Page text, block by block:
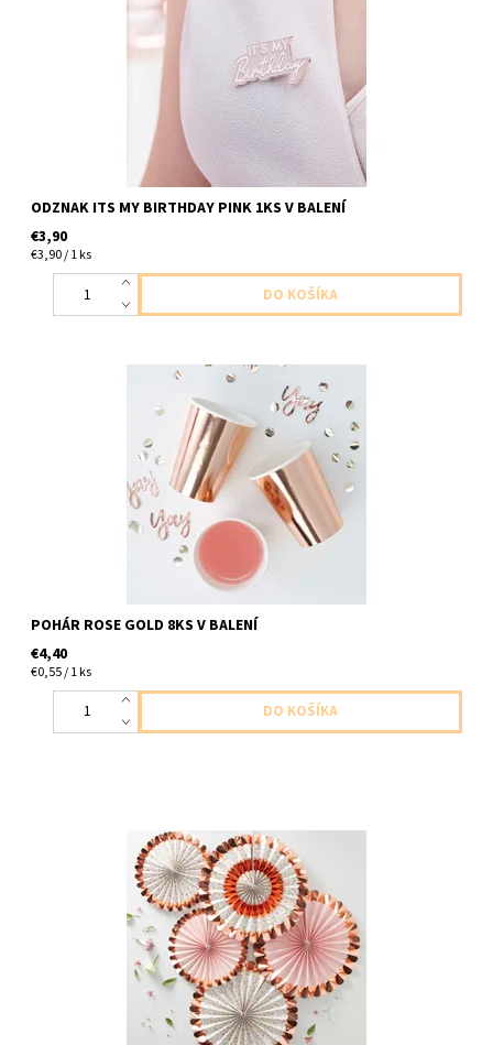
ODZNAK ITS MY BIRTHDAY PINK 1KS V BALENÍ
€3,90
€3,90 / 1 ks
papierový pohár ruzovo zlaty 8ks v balení velkost 220ml
POHÁR ROSE GOLD 8KS V BALENÍ
€4,40
€0,55 / 1 ks
Papierové rozety ruzovo zlate 5ks v balení 3ks veľké 38cm 2ks